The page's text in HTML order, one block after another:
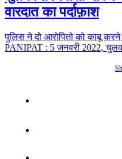
वारदात का पर्दाफ़ाश
पुलिस ने दो आरोपितो को काबू
PANIPAT : 5 जनवरी 2022,